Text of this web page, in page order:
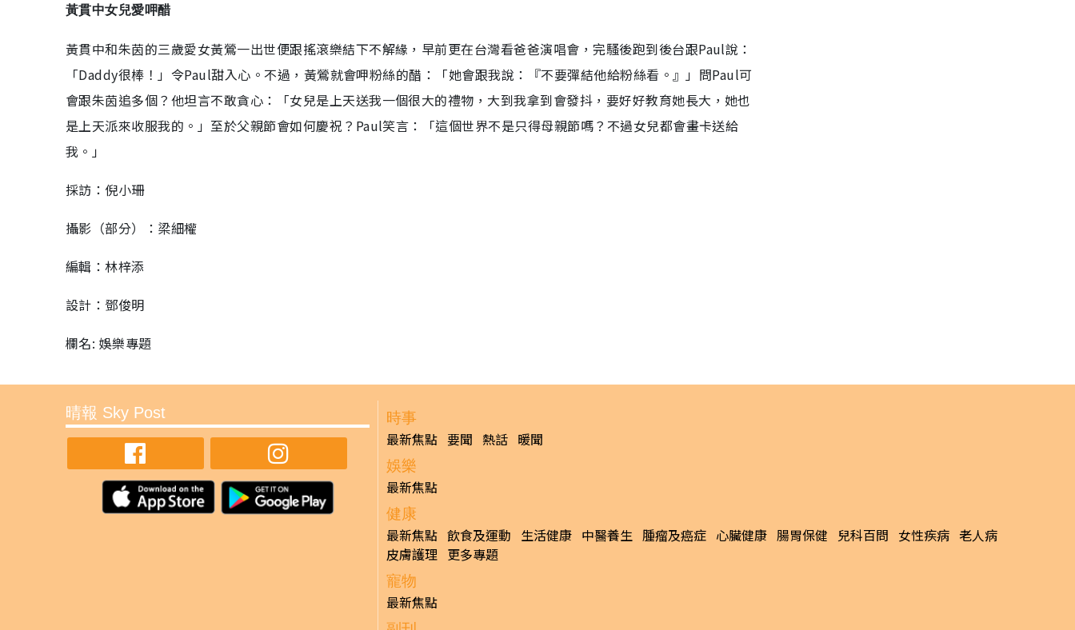
黃貫中女兒愛呷醋
黃貫中和朱茵的三歲愛女黃鶯一出世便跟搖滾樂結下不解緣，早前更在台灣看爸爸演唱會，完騷後跑到後台跟Paul說：
「Daddy很棒！」令Paul甜入心。不過，黃鶯就會呷粉絲的醋：「她會跟我說：『不要彈結他給粉絲看。』」問Paul可
會跟朱茵追多個？他坦言不敢貪心：「女兒是上天送我一個很大的禮物，大到我拿到會發抖，要好好教育她長大，她也
是上天派來收服我的。」至於父親節會如何慶祝？Paul笑言：「這個世界不是只得母親節嗎？不過女兒都會畫卡送給
我。」
採訪：倪小珊
攝影（部分）：梁細權
編輯：林梓添
設計：鄧俊明
欄名: 娛樂專題
晴報 Sky Post 時事
最新焦點 要聞 熱話 暖聞
娛樂
最新焦點
健康
最新焦點 飲食及運動 生活健康 中醫養生 腫瘤及癌症 心臟健康 腸胃保健 兒科百問 女性疾病 老人病
皮膚護理 更多專題
寵物
最新焦點